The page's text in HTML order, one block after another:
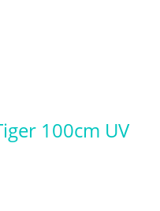
100cm UV